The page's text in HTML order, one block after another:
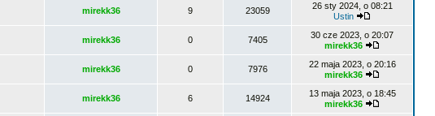
mirekk36 9 23059
26 sty 2024, o 08:21
Ustin
mirekk36 0 7405
30 cze 2023, o 20:07
mirekk36
mirekk36 0 7976
22 maja 2023, o 20:16
mirekk36
mirekk36 6 14924
13 maja 2023, o 18:45
mirekk36